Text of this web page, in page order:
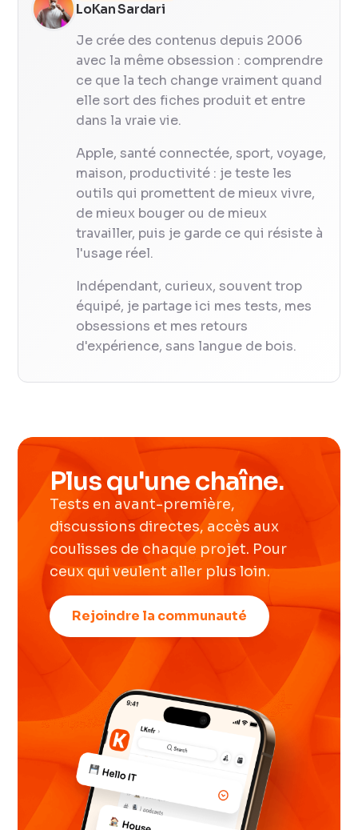
LoKan Sardari
Je crée des contenus depuis 2006
avec la même obsession : comprendre
ce que la tech change vraiment quand
elle sort des fiches produit et entre
dans la vraie vie.
Apple, santé connectée, sport, voyage,
maison, productivité : je teste les
outils qui promettent de mieux vivre,
de mieux bouger ou de mieux
travailler, puis je garde ce qui résiste à
l'usage réel.
Indépendant, curieux, souvent trop
équipé, je partage ici mes tests, mes
obsessions et mes retours
d'expérience, sans langue de bois.
Plus qu'une chaîne.
Tests en avant-première,
discussions directes, accès aux
coulisses de chaque projet. Pour
ceux qui veulent aller plus loin.
Rejoindre la communauté